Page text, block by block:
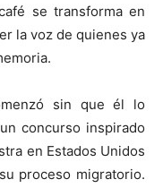
se transforma en
la voz de quienes ya
sin que él lo
concurso inspirado
en Estados Unidos
proceso migratorio.